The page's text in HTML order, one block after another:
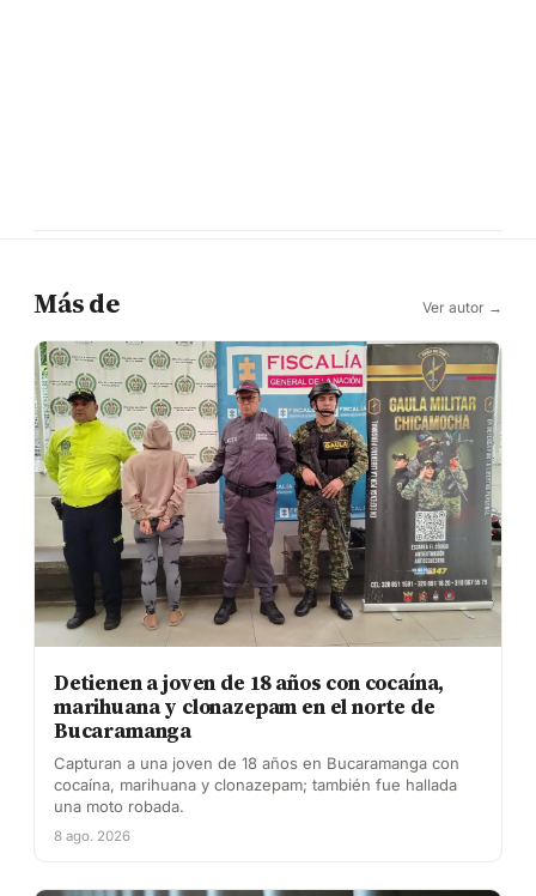
Más de Ver autor →
Detienen a joven de 18 años con cocaína,
marihuana y clonazepam en el norte de
Bucaramanga
Capturan a una joven de 18 años en Bucaramanga con
cocaína, marihuana y clonazepam; también fue hallada
una moto robada.
8 ago. 2026